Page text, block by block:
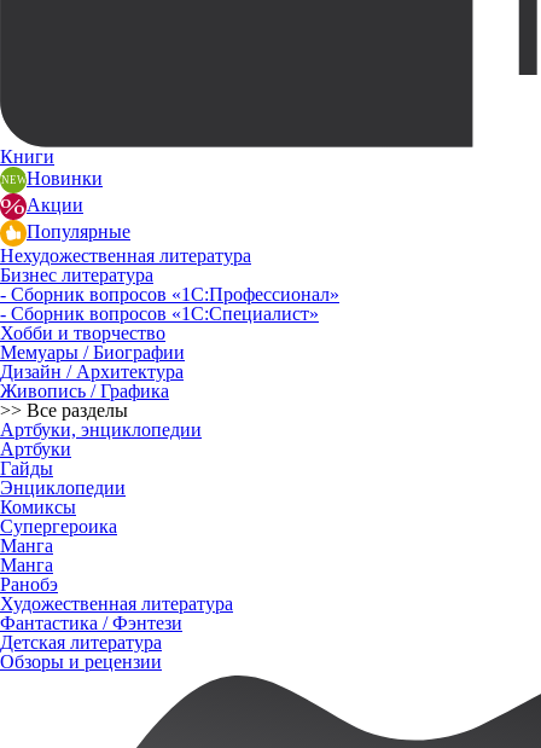
Книги
Новинки
Акции
Популярные
Нехудожественная литература
Бизнес литература
- Сборник вопросов «1С:Профессионал»
- Сборник вопросов «1С:Специалист»
Хобби и творчество
Мемуары / Биографии
Дизайн / Архитектура
Живопись / Графика
>> Все разделы
Артбуки, энциклопедии
Артбуки
Гайды
Энциклопедии
Комиксы
Супергероика
Манга
Манга
Ранобэ
Художественная литература
Фантастика / Фэнтези
Детская литература
Обзоры и рецензии